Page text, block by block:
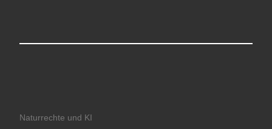
Naturrechte und KI